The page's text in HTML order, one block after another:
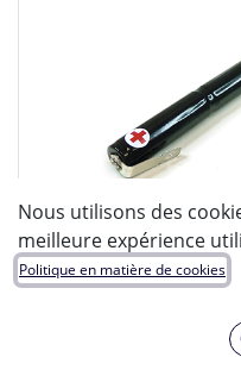
Nous utilisons des
meilleure expérience
Politique en matière de cookies